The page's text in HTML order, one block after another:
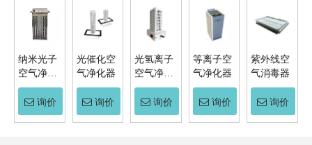
纳米光子
空气净化
器
询价
光催化空
气净化器
询价
光氢离子
空气净化
器
询价
等离子空
气净化器
询价
紫外线空
气消毒器
询价